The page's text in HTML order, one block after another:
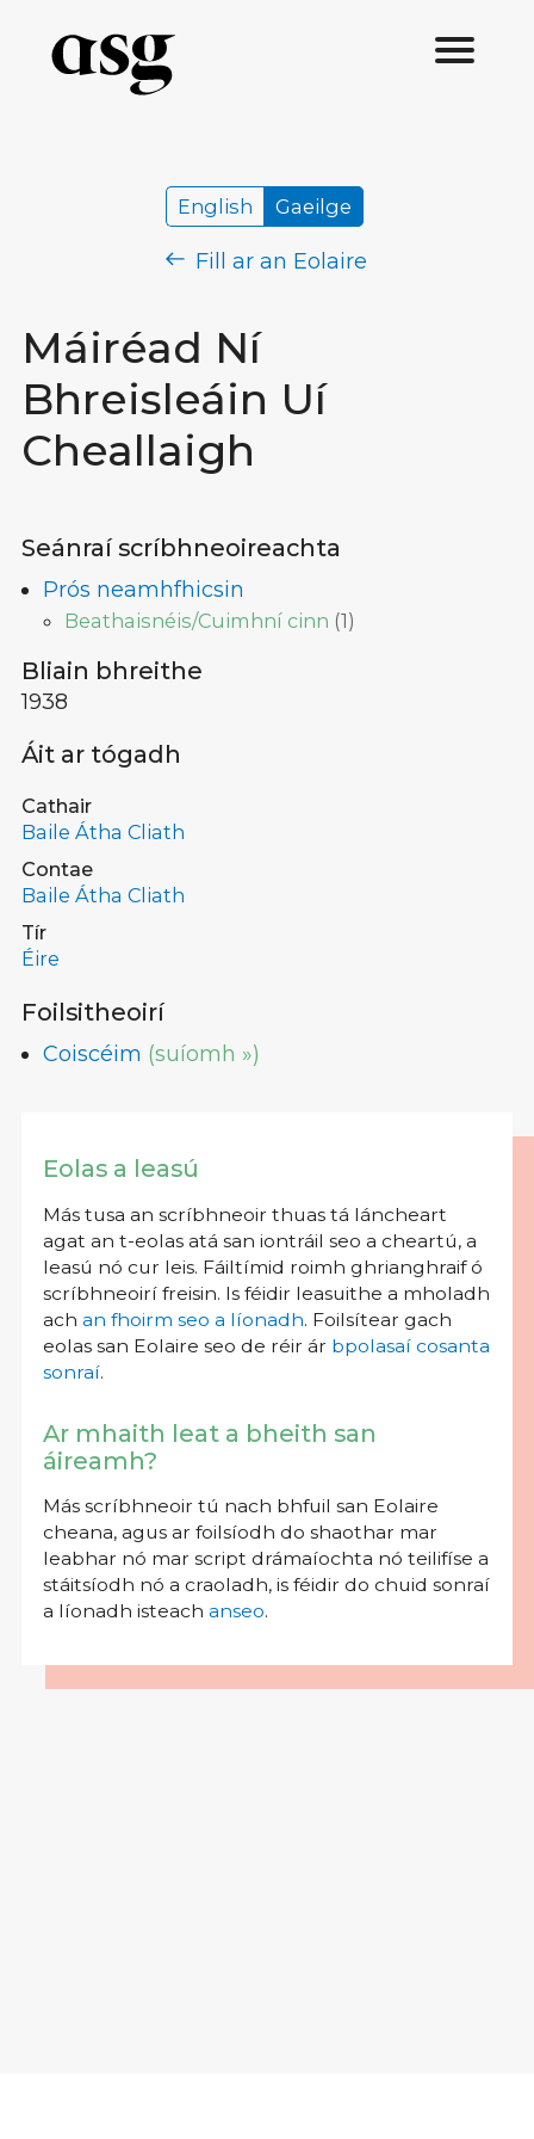
Máiréad Ní
Bhreisleáin Uí
Cheallaigh
English Gaeilge
Fill ar an Eolaire
Seánraí scríbhneoireachta
Prós neamhfhicsin
Beathaisnéis/Cuimhní cinn (1)
Bliain bhreithe
1938
Áit ar tógadh
Cathair
Baile Átha Cliath
Contae
Baile Átha Cliath
Tír
Éire
Foilsitheoirí
Coiscéim (suíomh »)
Eolas a leasú
Más tusa an scríbhneoir thuas tá láncheart
agat an t-eolas atá san iontráil seo a cheartú, a
leasú nó cur leis. Fáiltímid roimh ghrianghraif ó
scríbhneoirí freisin. Is féidir leasuithe a mholadh
ach an fhoirm seo a líonadh. Foilsítear gach
eolas san Eolaire seo de réir ár bpolasaí cosanta
sonraí.
Ar mhaith leat a bheith san
áireamh?
Más scríbhneoir tú nach bhfuil san Eolaire
cheana, agus ar foilsíodh do shaothar mar
leabhar nó mar script drámaíochta nó teilifíse a
stáitsíodh nó a craoladh, is féidir do chuid sonraí
a líonadh isteach anseo.